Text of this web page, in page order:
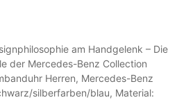
am Handgelenk – Die
der Mercedes-Benz Collection
Herren, Mercedes-Benz
silberfarben/blau, Material: